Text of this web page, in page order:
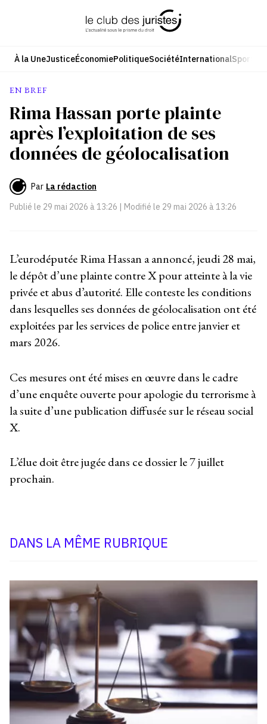
À la UneJusticeÉconomiePolitiqueSociétéInternationalSport
EN BREF
Rima Hassan porte plainte
après l’exploitation de ses
données de géolocalisation
Par La rédaction
Publié le 29 mai 2026 à 13:26 | Modifié le 29 mai 2026 à 13:26
L’eurodéputée Rima Hassan a annoncé, jeudi 28 mai,
le dépôt d’une plainte contre X pour atteinte à la vie
privée et abus d’autorité. Elle conteste les conditions
dans lesquelles ses données de géolocalisation ont été
exploitées par les services de police entre janvier et
mars 2026.
Ces mesures ont été mises en œuvre dans le cadre
d’une enquête ouverte pour apologie du terrorisme à
la suite d’une publication diffusée sur le réseau social
X.
L’élue doit être jugée dans ce dossier le 7 juillet
prochain.
DANS LA MÊME RUBRIQUE